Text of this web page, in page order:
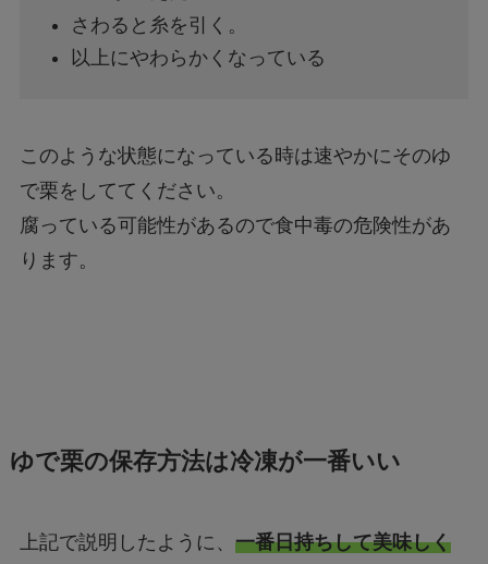
さわると糸を引く。
以上にやわらかくなっている
このような状態になっている時は速やかにそのゆ
で栗をしててください。
腐っている可能性があるので食中毒の危険性があ
ります。
ゆで栗の保存方法は冷凍が一番いい
上記で説明したように、 一番日持ちして美味しく